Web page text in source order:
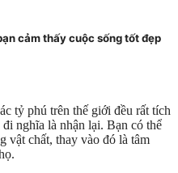
cảm thấy cuộc sống tốt đẹp
tỷ phú trên thế giới đều rất tích
nghĩa là nhận lại. Bạn có thể
vật chất, thay vào đó là tâm